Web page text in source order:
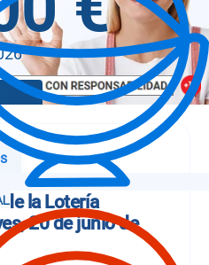
la Lotería
20 de junio de